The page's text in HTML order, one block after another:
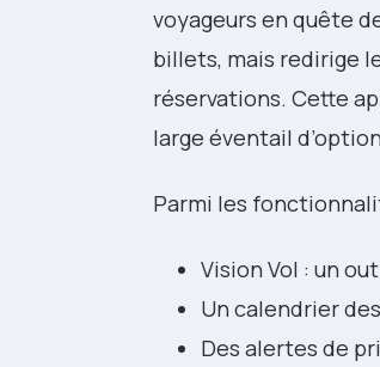
voyageurs en quête
billets, mais redirige
réservations. Cette
large éventail
Parmi les
Vision Vol : un
Un calendrier
Des alertes de